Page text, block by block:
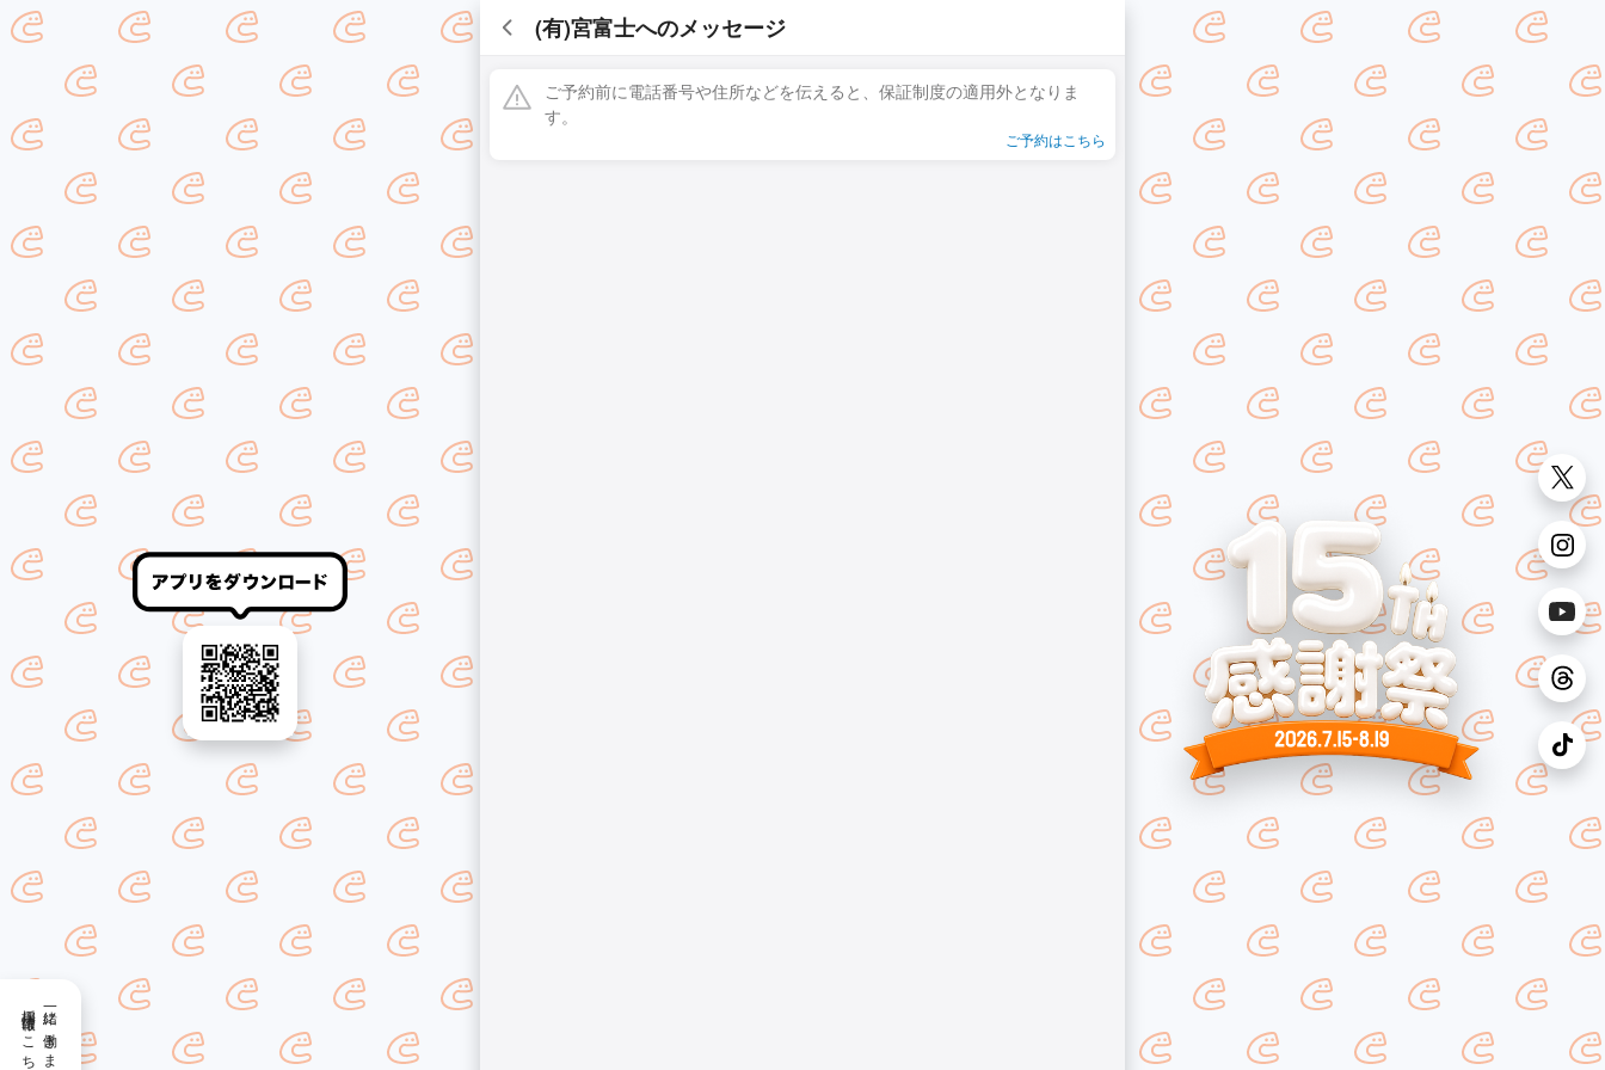
採用情報はこちら
(有)宮富士へのメッセージ
ご予約前に電話番号や住所などを伝えると、保証制度の適用外となりま
す。
ご予約はこちら